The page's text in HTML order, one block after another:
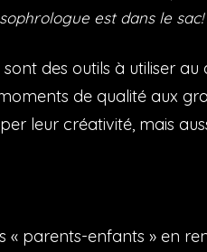
est dans le sac!
des outils à utiliser au
de qualité aux
leur créativité, mais
parents-enfants » en